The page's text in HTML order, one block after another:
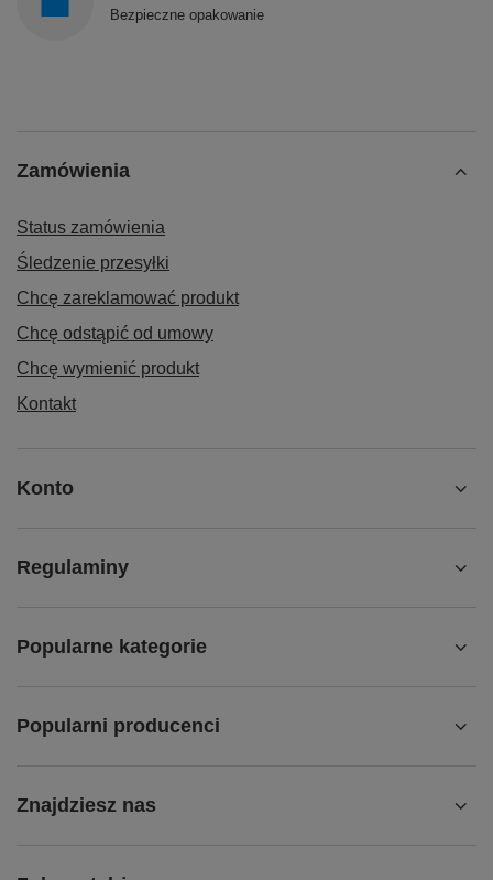
Bezpieczne opakowanie
Zamówienia
Status zamówienia
Śledzenie przesyłki
Chcę zareklamować produkt
Chcę odstąpić od umowy
Chcę wymienić produkt
Kontakt
Konto
Regulaminy
Popularne kategorie
Popularni producenci
Znajdziesz nas